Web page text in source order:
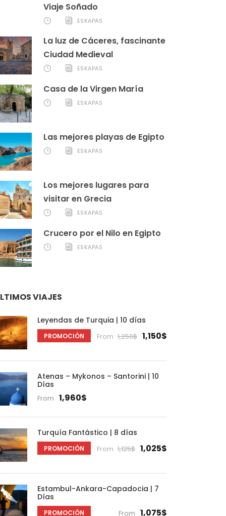
Viaje Soñado
ESKAPAS
La luz de Cáceres, fascinante
Ciudad Medieval
ESKAPAS
Casa de la Virgen María
ESKAPAS
Las mejores playas de Egipto
ESKAPAS
Los mejores lugares para
visitar en Grecia
ESKAPAS
Crucero por el Nilo en Egipto
ESKAPAS
VIAJES
Leyendas de Turquia | 10 días
PROMOCIÓN From 1,250$ 1,150$
Atenas – Mykonos – Santorini | 10
Días
From 1,960$
Turquía Fantástico | 8 días
PROMOCIÓN From 1,125$ 1,025$
Estambul-Ankara-Capadocia | 7
Días
PROMOCIÓN From 1,075$